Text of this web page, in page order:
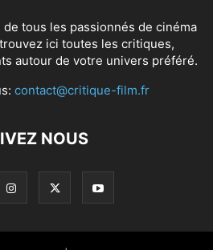
tous les passionnés de cinéma
ici toutes les critiques,
autour de votre univers préféré.
contact@critique-film.fr
NOUS